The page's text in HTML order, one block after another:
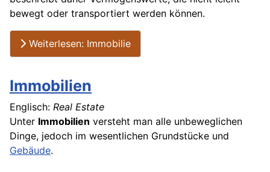
bewegt oder transportiert werden können.
Weiterlesen: Immobilie
Immobilien
Englisch: Real Estate
Unter Immobilien versteht man alle unbeweglichen
Dinge, jedoch im wesentlichen Grundstücke und
Gebäude.